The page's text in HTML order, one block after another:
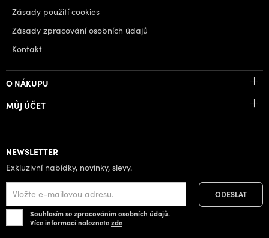
Zásady použití cookies
Zásady zpracování osobních údajů
Kontakt
O NÁKUPU
MŮJ ÚČET
NEWSLETTER
Exkluzivní nabídky, novinky, slevy.
Souhlasím se zpracováním osobních údajů.
Více informací naleznetezde